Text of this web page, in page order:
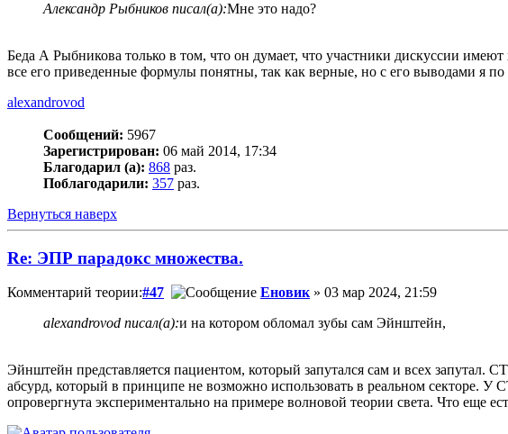
Александр Рыбников писал(а):Мне это надо?
Беда А Рыбникова только в том, что он думает, что участники дискуссии
все его приведенные формулы понятны, так как верные, но с его выводами я по
alexandrovod
Сообщений: 5967
Зарегистрирован: 06 май 2014, 17:34
Благодарил (а): 868 раз.
Поблагодарили: 357 раз.
Вернуться наверх
Re: ЭПР парадокс множества.
Комментарий теории:#47 Еновик» 03 мар 2024, 21:59
alexandrovod писал(а):и на котором обломал зубы сам Эйнштейн,
Эйнштейн представляется пациентом, который запутался сам и всех
абсурд, который в принципе не возможно использовать в реальном секторе.
опровергнута экспериментально на примере волновой теории света. Что еще